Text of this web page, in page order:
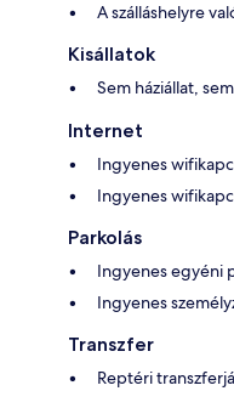
A szálláshelyre
Kisállatok
Sem háziállat,
Internet
Ingyenes
Ingyenes
Parkolás
Ingyenes egyéni
Ingyenes
Transzfer
Reptéri